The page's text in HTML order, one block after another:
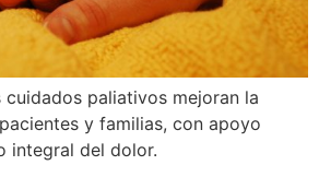
paliativos mejoran la
y familias, con apoyo
integral del dolor.